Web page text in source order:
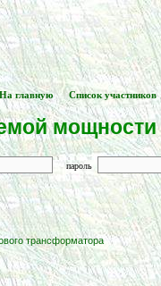
На главную] -- [ Список участников]
пароль
трансформатора